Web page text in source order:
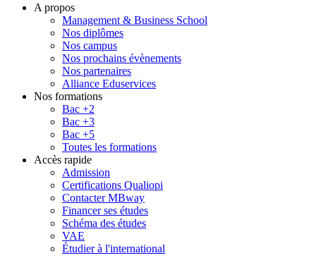
A propos
Management & Business School
Nos diplômes
Nos campus
Nos prochains évènements
Nos partenaires
Alliance Eduservices
Nos formations
Bac +2
Bac +3
Bac +5
Toutes les formations
Accès rapide
Admission
Certifications Qualiopi
Contacter MBway
Financer ses études
Schéma des études
VAE
Étudier à l'international